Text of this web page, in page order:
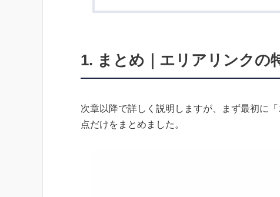
1. まとめ｜エリアリンクの
次章以降で詳しく説明しますが、まず最初に
点だけをまとめました。